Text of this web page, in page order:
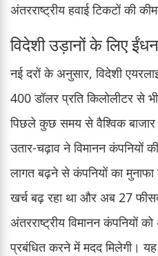
अंतरराष्ट्रीय हवाई टिकटों की
विदेशी उड़ानों के लिए
नई दरों के अनुसार, विदेशी
400 डॉलर प्रति किलोलीटर से
पिछले कुछ समय से वैश्विक बाजार
उतार-चढ़ाव ने विमानन कंपनियों
लागत बढ़ने से कंपनियों का
खर्च बढ़ रहा था और अब 27
अंतरराष्ट्रीय विमानन कंपनियों
प्रबंधित करने में मदद मिलेगी।